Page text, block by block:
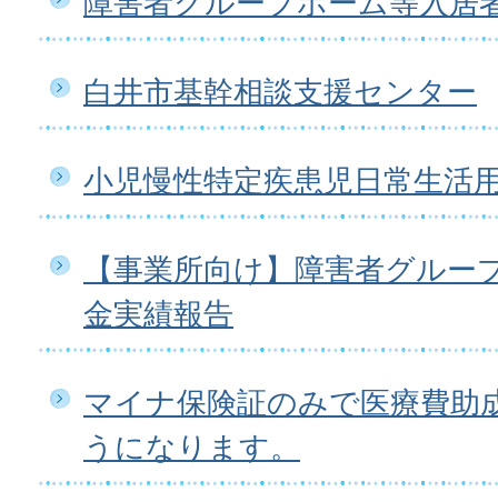
白井市基幹相談支援センター
小児慢性特定疾患児日常生活
【事業所向け】障害者グルー
金実績報告
マイナ保険証のみで医療費助
うになります。